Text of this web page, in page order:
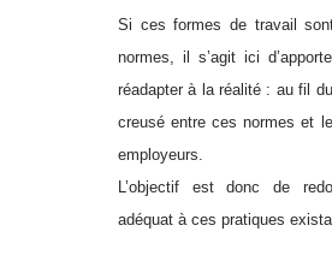
Si ces formes de travail
normes, il s’agit ici
réadapter à la réalité : au fil
creusé entre ces normes et
employeurs.
L’objectif est donc de
adéquat à ces pratiques